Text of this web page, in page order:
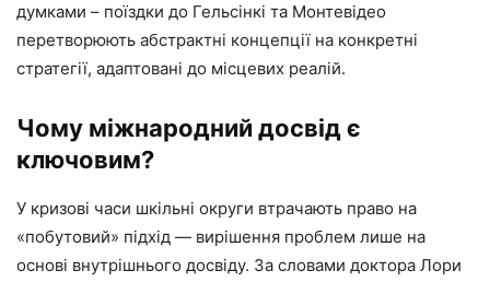
думками – поїздки до Гельсінкі та Монтевідео
перетворюють абстрактні концепції на конкретні
стратегії, адаптовані до місцевих реалій.
Чому міжнародний досвід є
ключовим?
У кризові часи шкільні округи втрачають право на
«побутовий» підхід — вирішення проблем лише на
основі внутрішнього досвіду. За словами доктора Лори